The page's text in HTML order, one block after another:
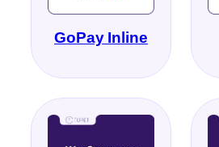
GoPay Inline